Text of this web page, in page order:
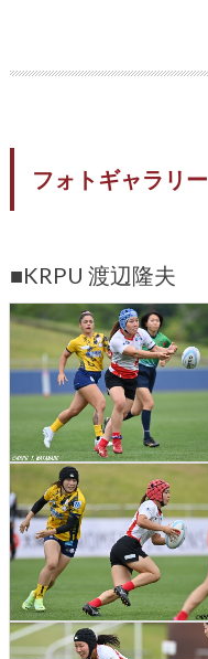
フォトギャラリー
■KRPU 渡辺隆夫